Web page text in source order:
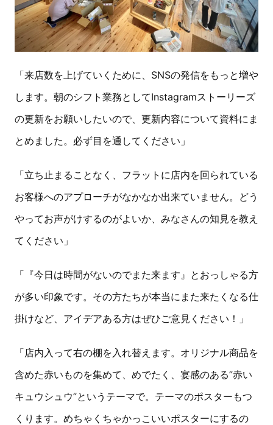
「来店数を上げていくために、SNSの発信をもっと増や
します。朝のシフト業務としてInstagramストーリーズ
の更新をお願いしたいので、更新内容について資料にま
とめました。必ず目を通してください」
「立ち止まることなく、フラットに店内を回られている
お客様へのアプローチがなかなか出来ていません。どう
やってお声がけするのがよいか、みなさんの知見を教え
てください」
「『今日は時間がないのでまた来ます』とおっしゃる方
が多い印象です。その方たちが本当にまた来たくなる仕
掛けなど、アイデアある方はぜひご意見ください！」
「店内入って右の棚を入れ替えます。オリジナル商品を
含めた赤いものを集めて、めでたく、宴感のある”赤い
キュウシュウ”というテーマで。テーマのポスターもつ
くります。めちゃくちゃかっこいいポスターにするの